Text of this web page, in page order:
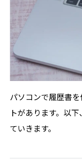
パソコンで履歴書
トがあります。以
ていきます。